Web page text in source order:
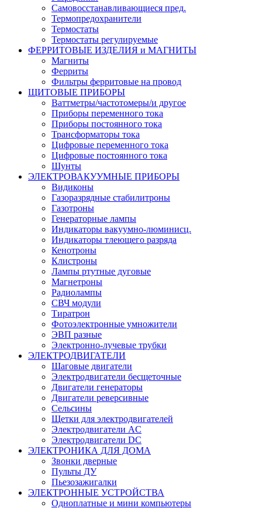
Самовосстанавливающиеся пред.
Термопредохранители
Термостаты
Термостаты регулируемые
ФЕРРИТОВЫЕ ИЗДЕЛИЯ и МАГНИТЫ
Магниты
Ферриты
Фильтры ферритовые на провод
ЩИТОВЫЕ ПРИБОРЫ
Ваттметры/частотомеры/и другое
Приборы переменного тока
Приборы постоянного тока
Трансформаторы тока
Цифровые переменного тока
Цифровые постоянного тока
Шунты
ЭЛЕКТРОВАКУУМНЫЕ ПРИБОРЫ
Видиконы
Газоразрядные стабилитроны
Газотроны
Генераторные лампы
Индикаторы вакуумно-люминисц.
Индикаторы тлеющего разряда
Кенотроны
Клистроны
Лампы ртутные дуговые
Магнетроны
Радиолампы
СВЧ модули
Тиратрон
Фотоэлектронные умножители
ЭВП разные
Электронно-лучевые трубки
ЭЛЕКТРОДВИГАТЕЛИ
Шаговые двигатели
Электродвигатели бесщеточные
Двигатели генераторы
Двигатели реверсивные
Сельсины
Щетки для электродвигателей
Электродвигатели AC
Электродвигатели DC
ЭЛЕКТРОНИКА ДЛЯ ДОМА
Звонки дверные
Пульты ДУ
Пьезозажигалки
ЭЛЕКТРОННЫЕ УСТРОЙСТВА
Одноплатные и мини компьютеры